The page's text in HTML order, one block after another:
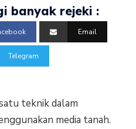
banyak rejeki :
Email
Telegram
teknik dalam
media tanah.